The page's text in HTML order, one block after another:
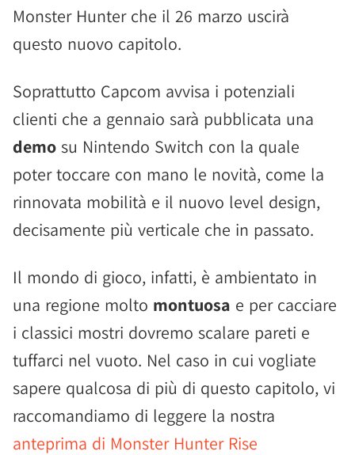
Monster Hunter che il 26 marzo uscirà
questo nuovo capitolo.
Soprattutto Capcom avvisa i potenziali
clienti che a gennaio sarà pubblicata una
demo su Nintendo Switch con la quale
poter toccare con mano le novità, come la
rinnovata mobilità e il nuovo level design,
decisamente più verticale che in passato.
Il mondo di gioco, infatti, è ambientato in
una regione molto montuosa e per cacciare
i classici mostri dovremo scalare pareti e
tuffarci nel vuoto. Nel caso in cui vogliate
sapere qualcosa di più di questo capitolo, vi
raccomandiamo di leggere la nostra
anteprima di Monster Hunter Rise